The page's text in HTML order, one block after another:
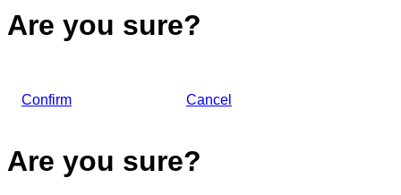
Are you sure?
Confirm Cancel
Are you sure?